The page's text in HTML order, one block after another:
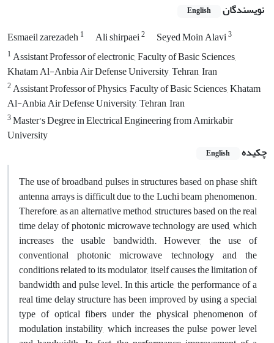
نویسندگان English
Esmaeil zarezadeh1 Ali shirpaei2 Seyed Moin Alavi3
1Assistant Professor of electronic, Faculty of Basic Sciences,
Khatam Al-Anbia Air Defense University, Tehran, Iran
2Assistant Professor of Physics, Faculty of Basic Sciences, Khatam
Al-Anbia Air Defense University, Tehran, Iran
3Master's Degree in Electrical Engineering from Amirkabir
University
چکیده
English
The use of broadband pulses in structures based on phase shift
antenna arrays is difficult due to the Luchi beam phenomenon.
Therefore, as an alternative method, structures based on the real
time delay of photonic microwave technology are used, which
increases the usable bandwidth. However, the use of
conventional photonic microwave technology and the
conditions related to its modulator, itself causes the limitation of
bandwidth and pulse level. In this article, the performance of a
real time delay structure has been improved by using a special
type of optical fibers under the physical phenomenon of
modulation instability, which increases the pulse power level